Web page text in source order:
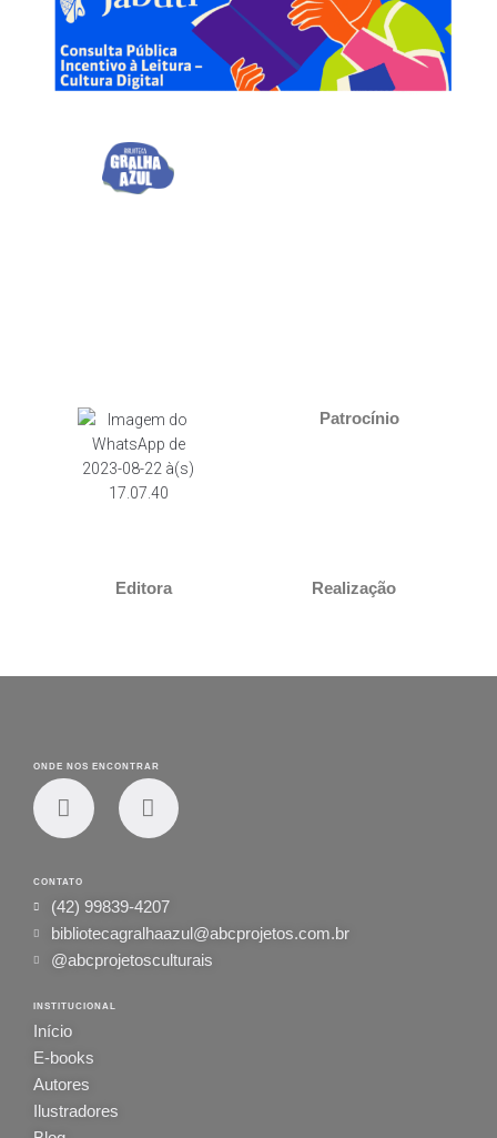
Patrocínio
Editora Realização
ONDE NOS ENCONTRAR
CONTATO
(42) 99839-4207
bibliotecagralhaazul@abcprojetos.com.br
@abcprojetosculturais
INSTITUCIONAL
Início
E-books
Autores
Ilustradores